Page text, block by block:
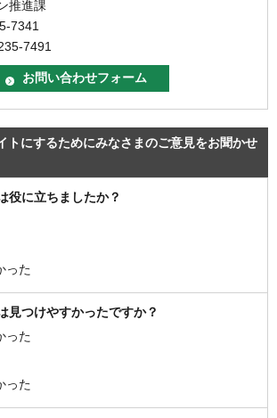
推進課
7341
7491
トにするためにみなさまのご意見をお聞かせ
役に立ちましたか？
った
見つけやすかったですか？
った
った